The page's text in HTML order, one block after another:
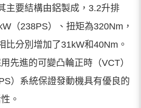
主要結構由鋁製成，3.2升排
（238PS）、扭矩為320Nm，
比分別增加了31kW和40Nm。
先進的可變凸輪正時（VCT）
）系統保證發動機具有優良的
。